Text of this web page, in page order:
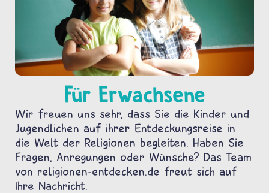
Für Erwachsene
Wir freuen uns sehr, dass Sie die Kinder und
Jugendlichen auf ihrer Entdeckungsreise in
die Welt der Religionen begleiten. Haben Sie
Fragen, Anregungen oder Wünsche? Das Team
von religionen-entdecken.de freut sich auf
Ihre Nachricht.